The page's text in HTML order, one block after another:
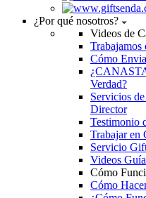
¿Por qué nosotros?
Videos de
Trabajamos
Cómo
Verdad?
Servicios
Director
Testimonio
Trabajar
Servicio
Videos
Cómo
Cómo